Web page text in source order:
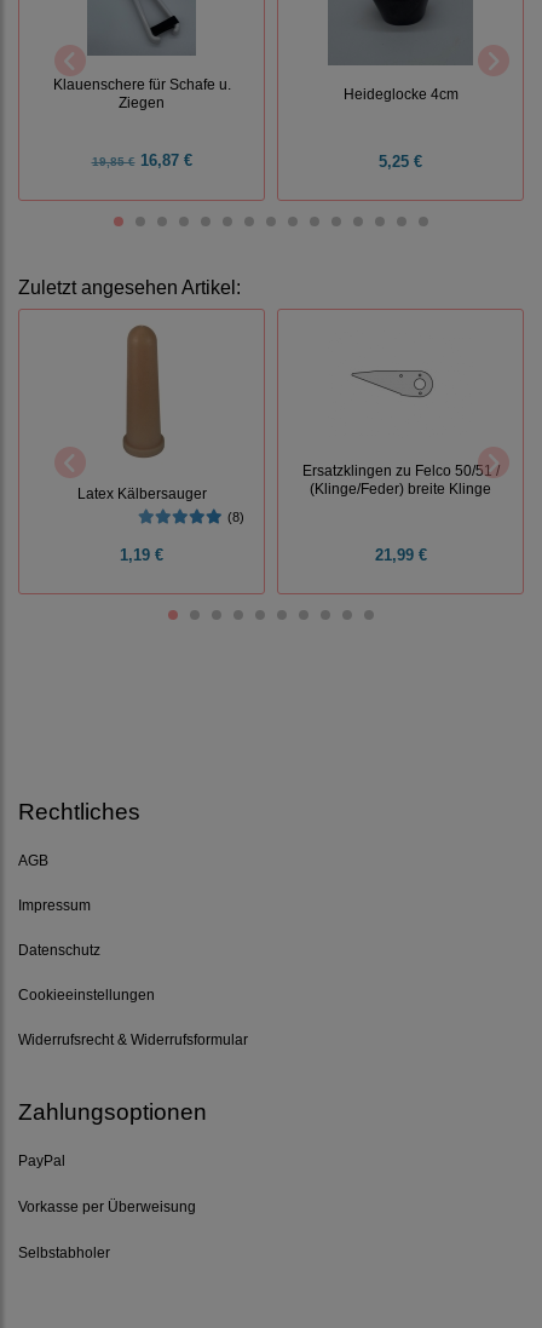
Klauenschere für Schafe u.
Ziegen
19,85 €16,87 €
Heideglocke 4cm
5,25 €
Zuletzt angesehen Artikel:
Latex Kälbersauger
(8)
1,19 €
Ersatzklingen zu Felco 50/51 /
(Klinge/Feder) breite Klinge
21,99 €
Rechtliches
AGB
Impressum
Datenschutz
Cookieeinstellungen
Widerrufsrecht & Widerrufsformular
Zahlungsoptionen
PayPal
Vorkasse per Überweisung
Selbstabholer